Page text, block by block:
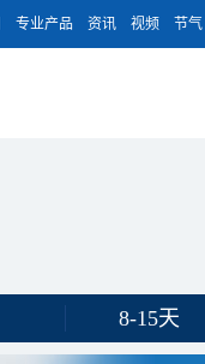
专业产品 资讯 视频 节气
8-15天